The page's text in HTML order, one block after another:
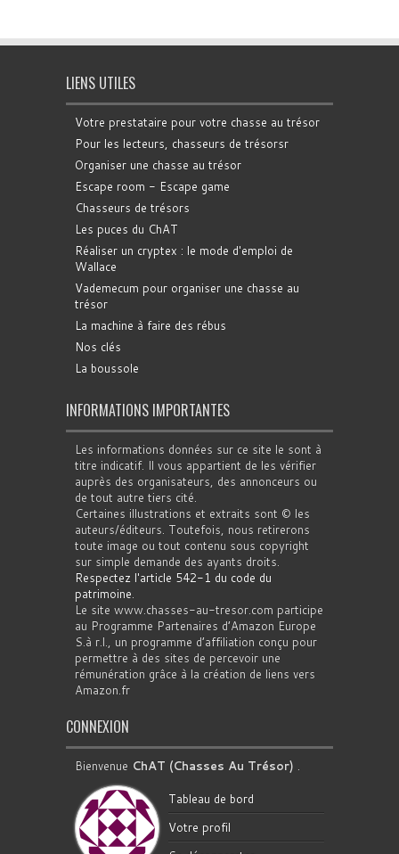
LIENS UTILES
Votre prestataire pour votre chasse au trésor
Pour les lecteurs, chasseurs de trésorsr
Organiser une chasse au trésor
Escape room - Escape game
Chasseurs de trésors
Les puces du ChAT
Réaliser un cryptex : le mode d'emploi de
Wallace
Vademecum pour organiser une chasse au
trésor
La machine à faire des rébus
Nos clés
La boussole
INFORMATIONS IMPORTANTES
Les informations données sur ce site le sont à
titre indicatif. Il vous appartient de les vérifier
auprès des organisateurs, des annonceurs ou
de tout autre tiers cité.
Certaines illustrations et extraits sont © les
auteurs/éditeurs. Toutefois, nous retirerons
toute image ou tout contenu sous copyright
sur simple demande des ayants droits.
Respectez l'article 542-1 du code du
patrimoine.
Le site www.chasses-au-tresor.com participe
au Programme Partenaires d’Amazon Europe
S.à r.l., un programme d’affiliation conçu pour
permettre à des sites de percevoir une
rémunération grâce à la création de liens vers
Amazon.fr
CONNEXION
Bienvenue ChAT (Chasses Au Trésor) .
Tableau de bord
Votre profil